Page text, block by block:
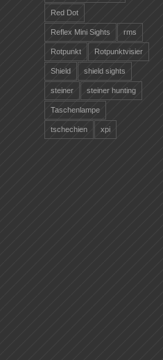
Red Dot
Reflex Mini Sights rms
Rotpunkt Rotpunktvisier
Shield shield sights
steiner steiner hunting
Taschenlampe
tschechien xpi